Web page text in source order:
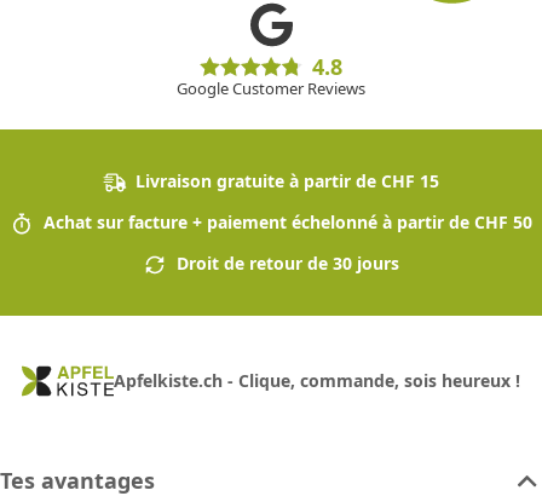
4.8
Google Customer Reviews
Livraison gratuite à partir de CHF 15
Achat sur facture + paiement échelonné à partir de CHF 50
Droit de retour de 30 jours
Apfelkiste.ch - Clique, commande, sois heureux !
Tes avantages